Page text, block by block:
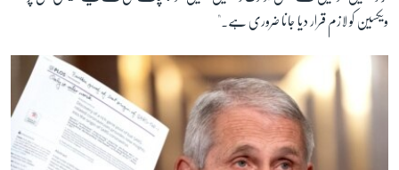
ویکسین کو لازم قرار دیا جانا ضروری ہے۔"